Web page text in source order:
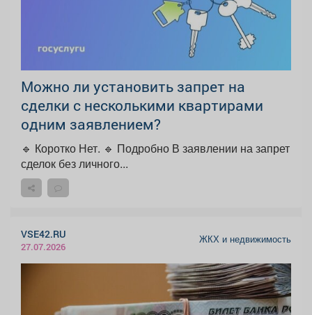
Можно ли установить запрет на
сделки с несколькими квартирами
одним заявлением?
🔹 Коротко Нет. 🔹 Подробно В заявлении на запрет
сделок без личного...
VSE42.RU
27.07.2026
ЖКХ и недвижимость